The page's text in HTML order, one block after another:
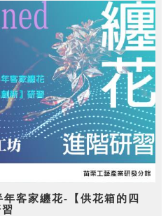
客家纏花-【供花箱的四